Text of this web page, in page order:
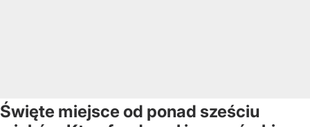
Święte miejsce od ponad sześciu